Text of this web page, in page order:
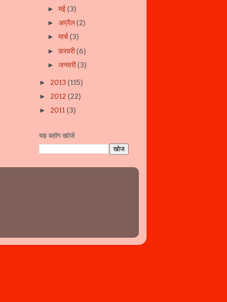
►मई(3)
►अप्रैल(2)
►मार्च(3)
►फ़रवरी(6)
►जनवरी(3)
► 2013 (115)
► 2012 (22)
► 2011 (3)
यह ब्लॉग खोजें